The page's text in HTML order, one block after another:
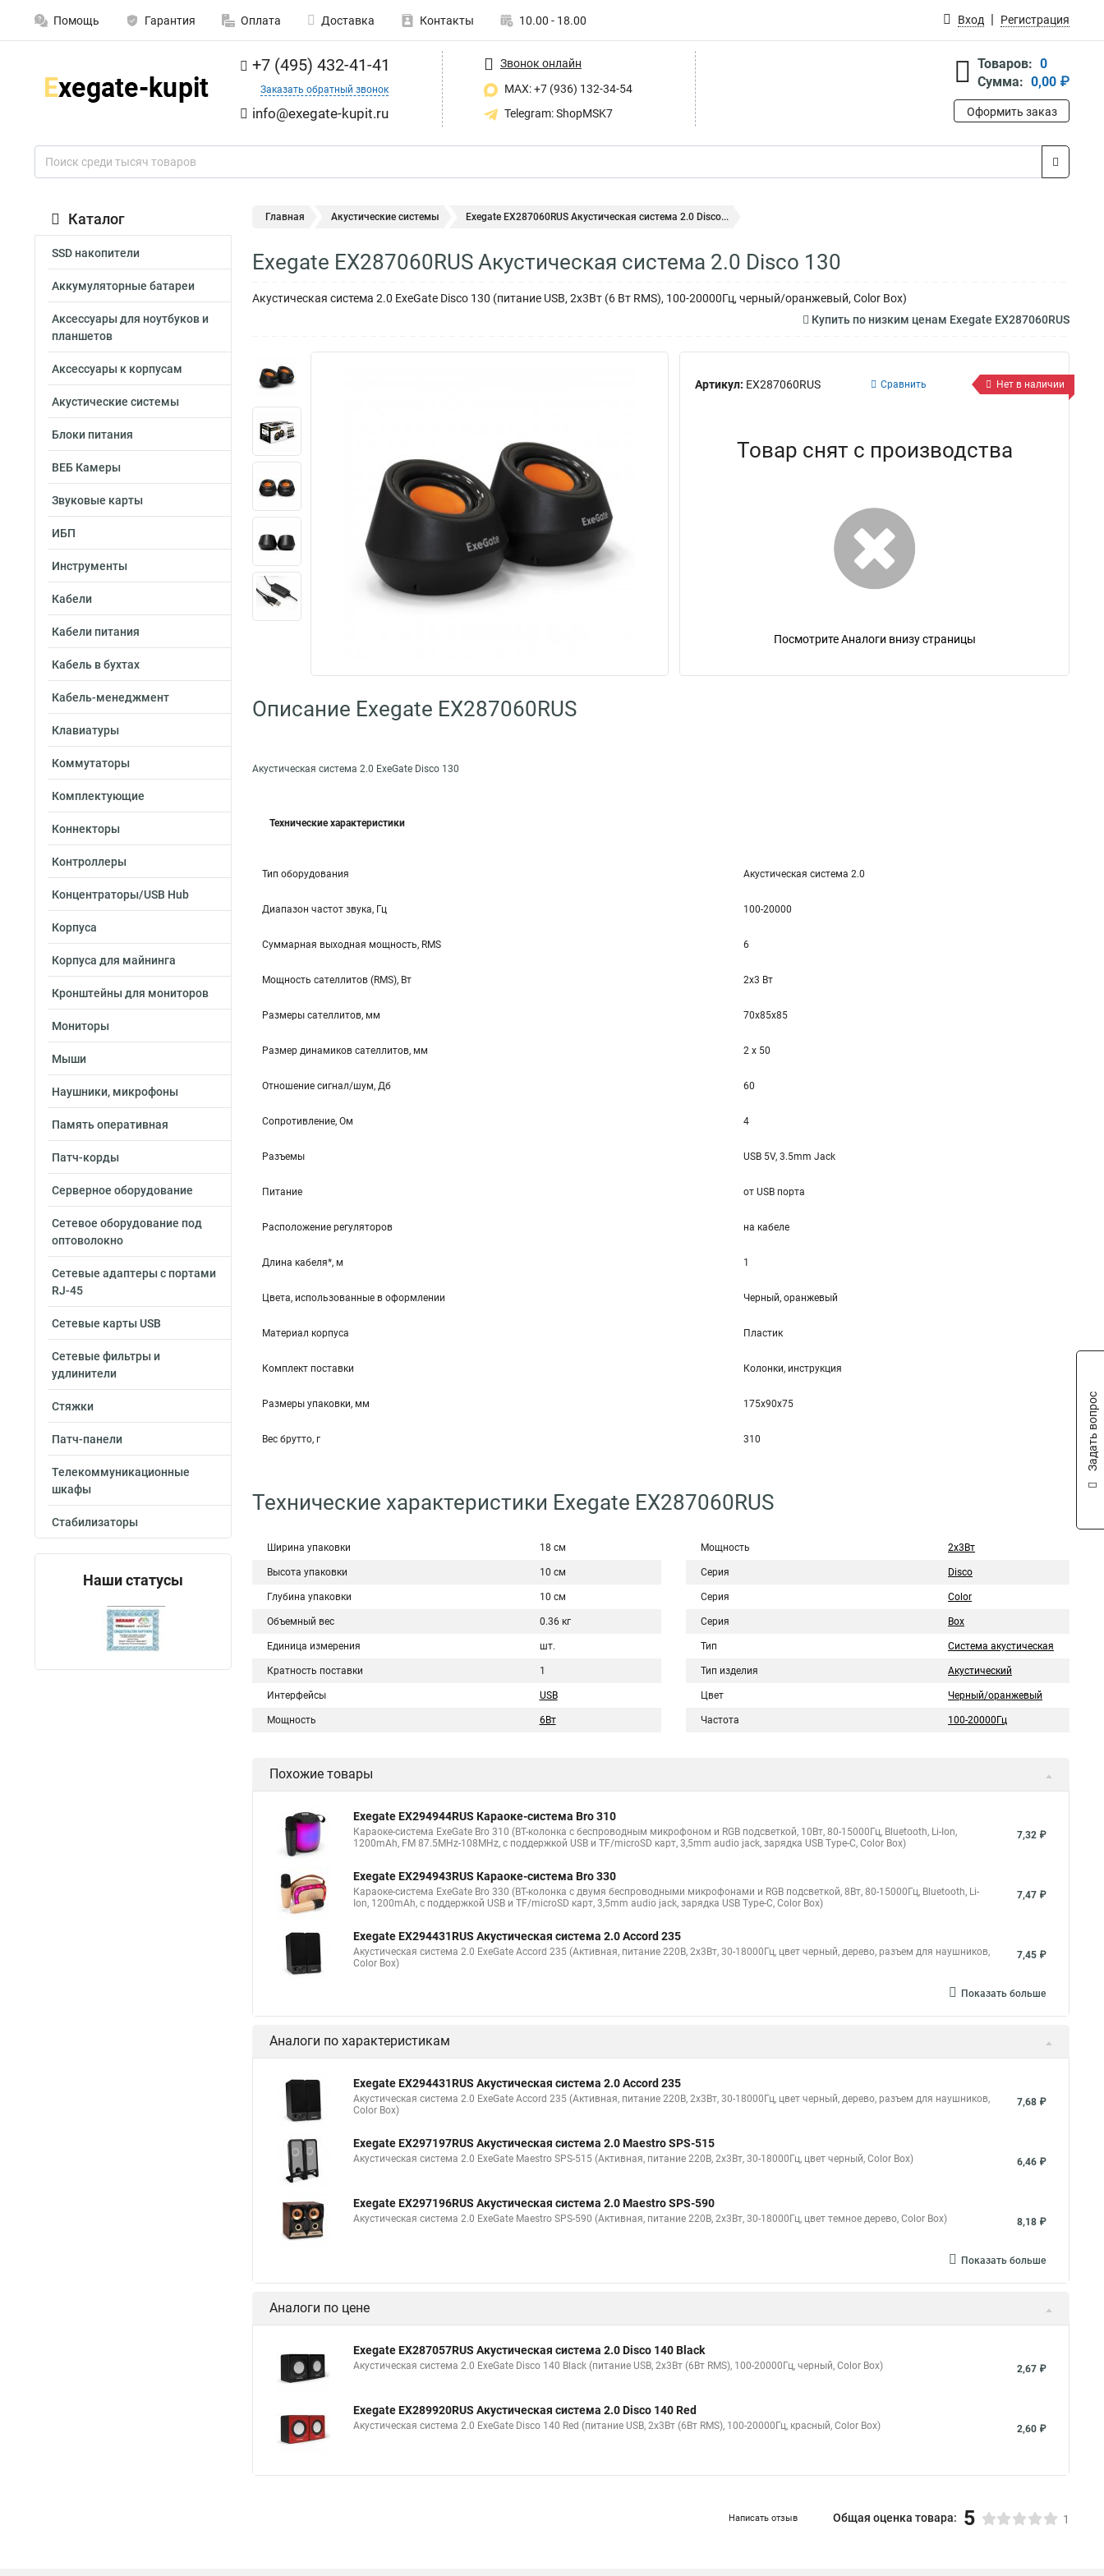
Помощь Гарантия Оплата Доставка Контакты 10.00 - 18.00 Вход Регистрация
+7 (495) 432-41-41
Заказать обратный звонок
info@exegate-kupit.ru
Звонок онлайн
MAX: +7 (936) 132-34-54
Telegram: ShopMSK7
Товаров: 0
Сумма: 0,00 ₽
Оформить заказ
Каталог
SSD накопители
Аккумуляторные батареи
Аксессуары для ноутбуков и
планшетов
Аксессуары к корпусам
Акустические системы
Блоки питания
ВЕБ Камеры
Звуковые карты
ИБП
Инструменты
Кабели
Кабели питания
Кабель в бухтах
Кабель-менеджмент
Клавиатуры
Коммутаторы
Комплектующие
Коннекторы
Контроллеры
Концентраторы/USB Hub
Корпуса
Корпуса для майнинга
Кронштейны для мониторов
Мониторы
Мыши
Наушники, микрофоны
Память оперативная
Патч-корды
Серверное оборудование
Сетевое оборудование под
оптоволокно
Сетевые адаптеры с портами
RJ-45
Сетевые карты USB
Сетевые фильтры и
удлинители
Стяжки
Патч-панели
Телекоммуникационные
шкафы
Стабилизаторы
Наши статусы
Главная Акустические системы Exegate EX287060RUS Акустическая система 2.0 Disco...
Exegate EX287060RUS Акустическая система 2.0 Disco 130
Акустическая система 2.0 ExeGate Disco 130 (питание USB, 2х3Вт (6 Вт RMS), 100-20000Гц, черный/оранжевый, Color Box)
Купить по низким ценам Exegate EX287060RUS
Артикул: EX287060RUS Сравнить Нет в наличии
Товар снят с производства
Посмотрите Аналоги внизу страницы
Описание Exegate EX287060RUS
Акустическая система 2.0 ExeGate Disco 130
Технические характеристики
Тип оборудования Акустическая система 2.0
Диапазон частот звука, Гц 100-20000
Cуммарная выходная мощность, RMS 6
Мощность сателлитов (RMS), Вт 2x3 Вт
Размеры сателлитов, мм 70x85x85
Размер динамиков сателлитов, мм 2 x 50
Отношение сигнал/шум, Дб 60
Cопротивление, Ом 4
Разъемы USB 5V, 3.5mm Jack
Питание от USB порта
Расположение регуляторов на кабеле
Длина кабеля*, м 1
Цвета, использованные в оформлении Черный, оранжевый
Материал корпуса Пластик
Комплект поставки Колонки, инструкция
Размеры упаковки, мм 175x90x75
Вес брутто, г 310
Технические характеристики Exegate EX287060RUS
Ширина упаковки 18 см
Высота упаковки 10 см
Глубина упаковки 10 см
Объемный вес 0.36 кг
Единица измерения шт.
Кратность поставки 1
Интерфейсы USB
Мощность 6Вт
Мощность 2х3Вт
Серия Disco
Серия Color
Серия Box
Тип Система акустическая
Тип изделия Акустический
Цвет Черный/оранжевый
Частота 100-20000Гц
Похожие товары
Exegate EX294944RUS Караоке-система Bro 310
Караоке-система ExeGate Bro 310 (BT-колонка с беспроводным микрофоном и RGB подсветкой, 10Вт, 80-15000Гц, Bluetooth, Li-Ion,
1200mAh, FM 87.5MHz-108MHz, с поддержкой USB и TF/microSD карт, 3,5mm audio jack, зарядка USB Type-C, Color Box)
7,32 ₽
Exegate EX294943RUS Караоке-система Bro 330
Караоке-система ExeGate Bro 330 (BT-колонка с двумя беспроводными микрофонами и RGB подсветкой, 8Вт, 80-15000Гц, Bluetooth, Li-
Ion, 1200mAh, с поддержкой USB и TF/microSD карт, 3,5mm audio jack, зарядка USB Type-C, Color Box)
7,47 ₽
Exegate EX294431RUS Акустическая система 2.0 Accord 235
Акустическая система 2.0 ExeGate Accord 235 (Активная, питание 220В, 2х3Вт, 30-18000Гц, цвет черный, дерево, разъем для наушников,
Color Box)
7,45 ₽
Показать больше
Аналоги по характеристикам
Exegate EX294431RUS Акустическая система 2.0 Accord 235
Акустическая система 2.0 ExeGate Accord 235 (Активная, питание 220В, 2х3Вт, 30-18000Гц, цвет черный, дерево, разъем для наушников,
Color Box)
7,68 ₽
Exegate EX297197RUS Акустическая система 2.0 Maestro SPS-515
Акустическая система 2.0 ExeGate Maestro SPS-515 (Активная, питание 220В, 2х3Вт, 30-18000Гц, цвет черный, Color Box) 6,46 ₽
Exegate EX297196RUS Акустическая система 2.0 Maestro SPS-590
Акустическая система 2.0 ExeGate Maestro SPS-590 (Активная, питание 220В, 2х3Вт, 30-18000Гц, цвет темное дерево, Color Box) 8,18 ₽
Показать больше
Аналоги по цене
Exegate EX287057RUS Акустическая система 2.0 Disco 140 Black
Акустическая система 2.0 ExeGate Disco 140 Black (питание USB, 2х3Вт (6Вт RMS), 100-20000Гц, черный, Color Box) 2,67 ₽
Exegate EX289920RUS Акустическая система 2.0 Disco 140 Red
Акустическая система 2.0 ExeGate Disco 140 Red (питание USB, 2х3Вт (6Вт RMS), 100-20000Гц, красный, Color Box) 2,60 ₽
Написать отзыв Общая оценка товара: 5 1
Задать вопрос